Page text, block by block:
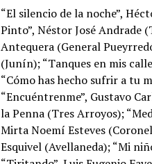
“El silencio de la noche”,
Pinto”, Néstor José Andrade
Antequera (General
(Junín); “Tanques en mis
“Cómo has hecho sufrir a tu
“Encuéntrenme”, Gustavo
la Penna (Tres Arroyos);
Mirta Noemí Esteves
Esquivel (Avellaneda); “Mi